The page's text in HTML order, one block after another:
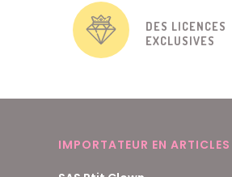
DES LICENCES
EXCLUSIVES
IMPORTATEUR EN